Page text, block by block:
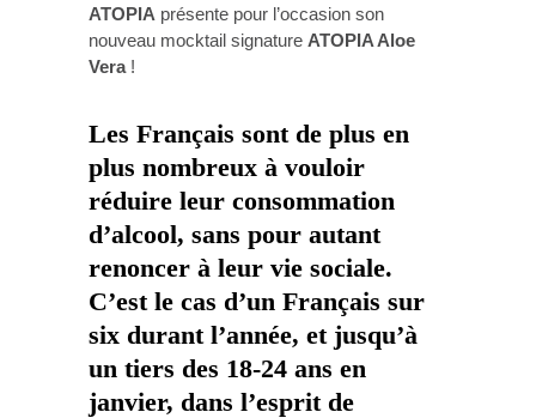
ATOPIA présente pour l’occasion son
nouveau mocktail signature ATOPIA Aloe
Vera!
Les Français sont de plus en
plus nombreux à vouloir
réduire leur consommation
d’alcool, sans pour autant
renoncer à leur vie sociale.
C’est le cas d’un Français sur
six durant l’année, et jusqu’à
un tiers des 18-24 ans en
janvier, dans l’esprit de